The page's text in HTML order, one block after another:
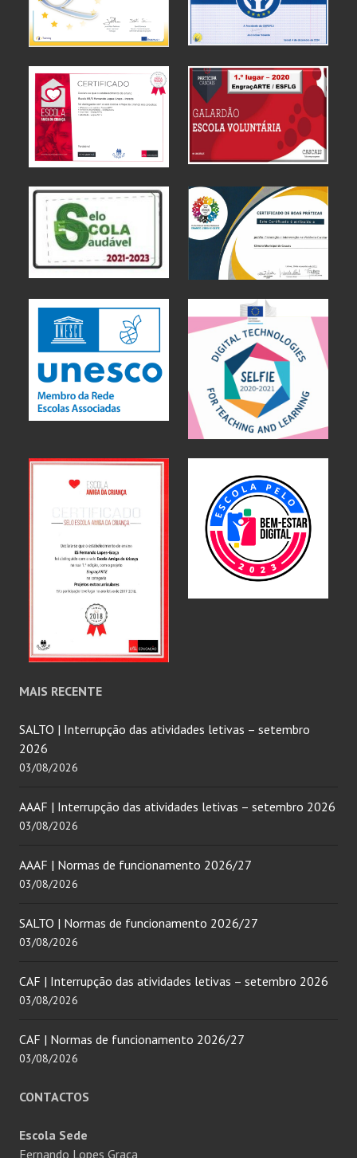
MAIS RECENTE
SALTO | Interrupção das atividades letivas – setembro
2026
03/08/2026
AAAF | Interrupção das atividades letivas – setembro 2026
03/08/2026
AAAF | Normas de funcionamento 2026/27
03/08/2026
SALTO | Normas de funcionamento 2026/27
03/08/2026
CAF | Interrupção das atividades letivas – setembro 2026
03/08/2026
CAF | Normas de funcionamento 2026/27
03/08/2026
CONTACTOS
Escola Sede
Fernando Lopes Graça